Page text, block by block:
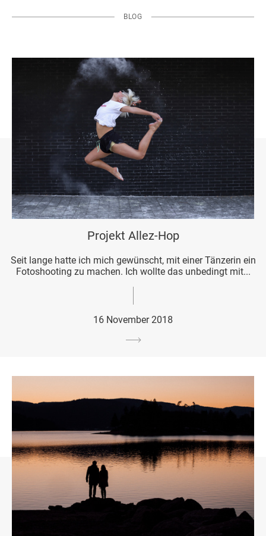
BLOG
Projekt Allez-Hop
Seit lange hatte ich mich gewünscht, mit einer Tänzerin ein
Fotoshooting zu machen. Ich wollte das unbedingt mit...
16 November 2018